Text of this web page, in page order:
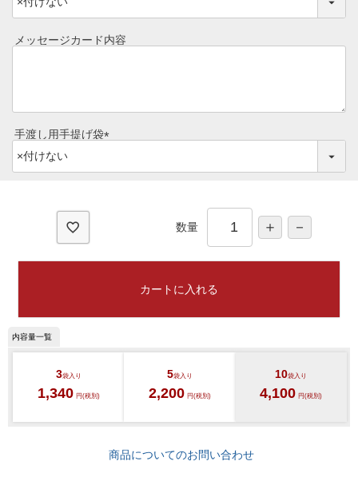
ご予算から選ぶ
牛肉部位一覧
プレミアムギフト
必
須
メッセージカード内容
手渡し用手提げ袋
必
数量
カートに入れる
3袋入り
1,340 円(税別)
5袋入り
2,200 円(税別)
10袋入り
4,100 円(税別)
商品についてのお問い合わせ